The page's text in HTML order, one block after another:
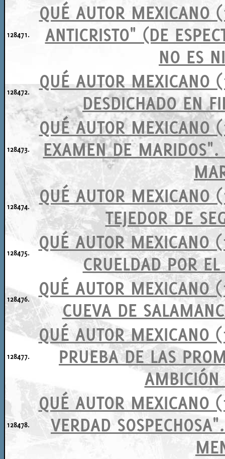
128471.
QUÉ AUTOR
ANTICRISTO" (DE
NO ES
128472.
QUÉ AUTOR
DESDICHADO EN
128473.
QUÉ AUTOR
EXAMEN DE MARIDOS".
128474.
QUÉ AUTOR
TEJEDOR DE
128475.
QUÉ AUTOR
CRUELDAD POR
128476.
QUÉ AUTOR
CUEVA DE
128477.
QUÉ AUTOR
PRUEBA DE LAS
128478.
QUÉ AUTOR
VERDAD